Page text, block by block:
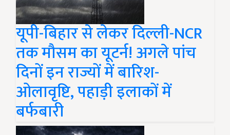
यूपी-बिहार से लेकर दिल्ली-NCR
तक मौसम का यूटर्न! अगले पांच
दिनों इन राज्यों में बारिश-
ओलावृष्टि, पहाड़ी इलाकों में
बर्फबारी